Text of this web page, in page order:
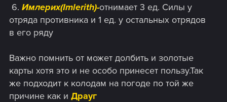
​ 6. Имлерих(Imlerith)-отнимает 3 ед. Силы у
отряда противника и 1 ед. у остальных отрядов
в его ряду
Важно помнить от может долбить и золотые
карты хотя это и не особо принесет пользу.Так
же подходит к колодам на погоде по той же
причине как и Драуг